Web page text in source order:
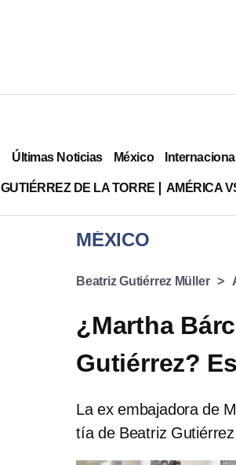
Últimas Noticias México Internacional
GUTIÉRREZ DE LA TORRE AMÉRICA
MÉXICO
Beatriz Gutiérrez Müller
¿Martha
Gutiérrez?
La ex embajadora de
tía de Beatriz